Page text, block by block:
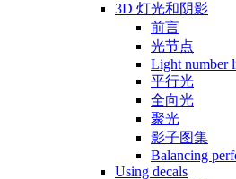
3D 灯光和阴影
前言
光节点
Light number
平行光
全向光
聚光
影子图集
Balancing
Using decals